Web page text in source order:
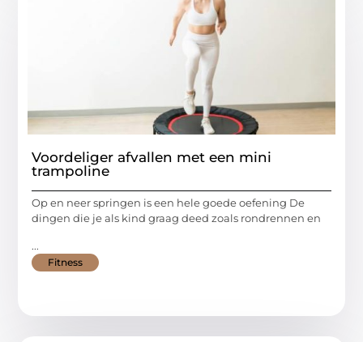
Voordeliger afvallen met een mini
trampoline
Op en neer springen is een hele goede oefening De
dingen die je als kind graag deed zoals rondrennen en
...
Fitness